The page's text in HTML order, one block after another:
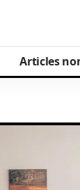
Articles